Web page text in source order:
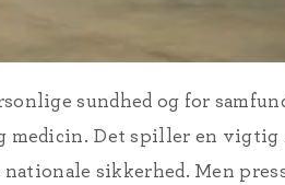
sundhed og for
medicin. Det spiller en
sikkerhed. Men